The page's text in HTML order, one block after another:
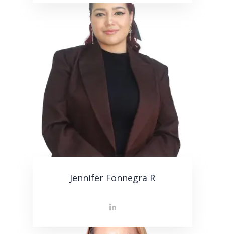
Jennifer Fonnegra R